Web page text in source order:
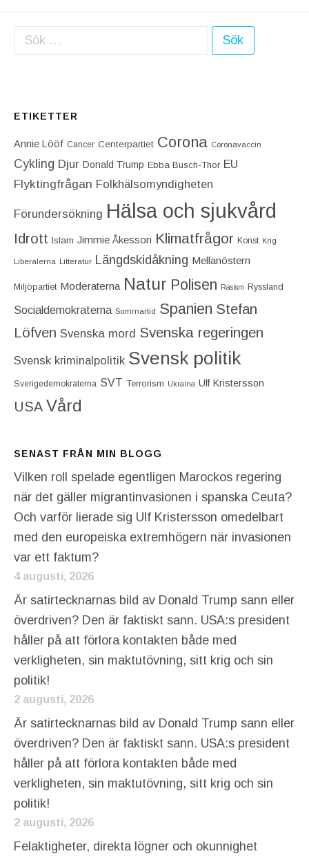
Sök efter:
ETIKETTER
Annie Lööf Cancer Centerpartiet‎ Corona Coronavaccin
Cykling Djur Donald Trump Ebba Busch-Thor EU
Flyktingfrågan Folkhälsomyndigheten
Förundersökning Hälsa och sjukvård
Idrott Islam Jimmie Åkesson Klimatfrågor Konst Krig
Liberalerna Litteratur Längdskidåkning Mellanöstern
Miljöpartiet Moderaterna Natur Polisen Rasism Ryssland
Socialdemokraterna Sommartid Spanien Stefan
Löfven Svenska mord Svenska regeringen
Svensk kriminalpolitik Svensk politik
Sverigedemokraterna SVT Terrorism Ukraina Ulf Kristersson
USA Vård
SENAST FRÅN MIN BLOGG
Vilken roll spelade egentligen Marockos regering
när det gäller migrantinvasionen i spanska Ceuta?
Och varför lierade sig Ulf Kristersson omedelbart
med den europeiska extremhögern när invasionen
var ett faktum?
4 augusti, 2026
Är satirtecknarnas bild av Donald Trump sann eller
överdriven? Den är faktiskt sann. USA:s president
håller på att förlora kontakten både med
verkligheten, sin maktutövning, sitt krig och sin
politik!
2 augusti, 2026
Är satirtecknarnas bild av Donald Trump sann eller
överdriven? Den är faktiskt sann. USA:s president
håller på att förlora kontakten både med
verkligheten, sin maktutövning, sitt krig och sin
politik!
2 augusti, 2026
Felaktigheter, direkta lögner och okunnighet